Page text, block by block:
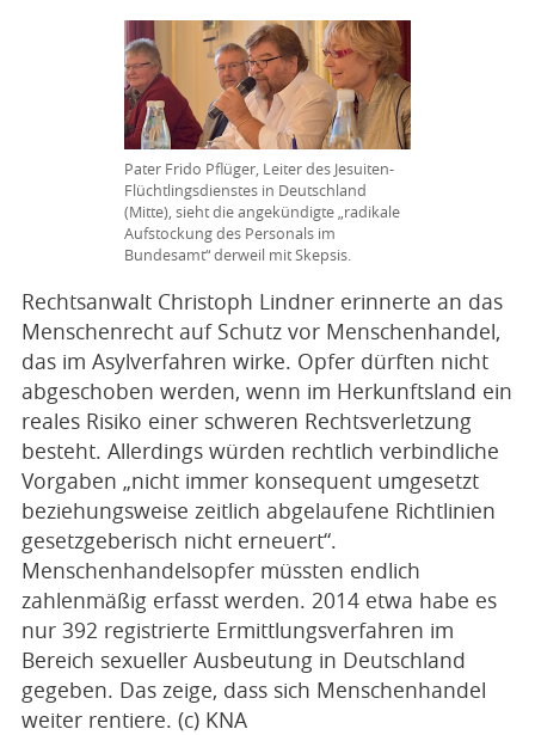
Pater Frido Pflüger, Leiter des Jesuiten-
Flüchtlingsdienstes in Deutschland
(Mitte), sieht die angekündigte „radikale
Aufstockung des Personals im
Bundesamt“ derweil mit Skepsis.
Rechtsanwalt Christoph Lindner erinnerte an das
Menschenrecht auf Schutz vor Menschenhandel,
das im Asylverfahren wirke. Opfer dürften nicht
abgeschoben werden, wenn im Herkunftsland ein
reales Risiko einer schweren Rechtsverletzung
besteht. Allerdings würden rechtlich verbindliche
Vorgaben „nicht immer konsequent umgesetzt
beziehungsweise zeitlich abgelaufene Richtlinien
gesetzgeberisch nicht erneuert“.
Menschenhandelsopfer müssten endlich
zahlenmäßig erfasst werden. 2014 etwa habe es
nur 392 registrierte Ermittlungsverfahren im
Bereich sexueller Ausbeutung in Deutschland
gegeben. Das zeige, dass sich Menschenhandel
weiter rentiere. (c) KNA